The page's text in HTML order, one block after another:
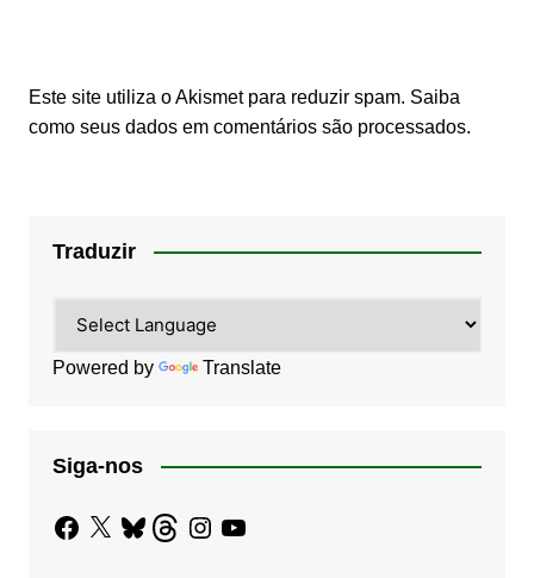
Este site utiliza o Akismet para reduzir spam. Saiba
como seus dados em comentários são processados.
Traduzir
Powered by Translate
Siga-nos
Facebook
X BlueskyThreadsInstagram
YouTube